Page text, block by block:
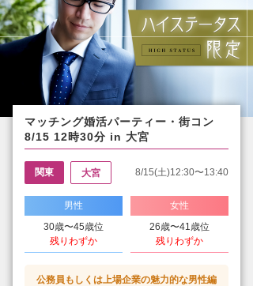
マッチング婚活パーティー・街コン
8/15 12時30分 in 大宮
関東 大宮 8/15(土)12:30〜13:40
男性
30歳〜45歳位
残りわずか
女性
26歳〜41歳位
残りわずか
公務員もしくは上場企業の魅力的な男性編